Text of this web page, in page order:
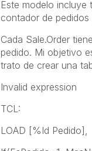
Este modelo
contador de
Cada Sale.Order
pedido. Mi objetivo
trato de crear una
Invalid expression
TCL:
LOAD [%Id Pedido],